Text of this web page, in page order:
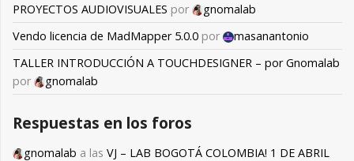
PROYECTOS AUDIOVISUALES por
gnomalab
Vendo licencia de MadMapper 5.0.0 por
masanantonio
TALLER INTRODUCCIÓN A TOUCHDESIGNER – por Gnomalab
por
gnomalab
Respuestas en los foros
gnomalab a las VJ – LAB BOGOTÁ COLOMBIA! 1 DE ABRIL